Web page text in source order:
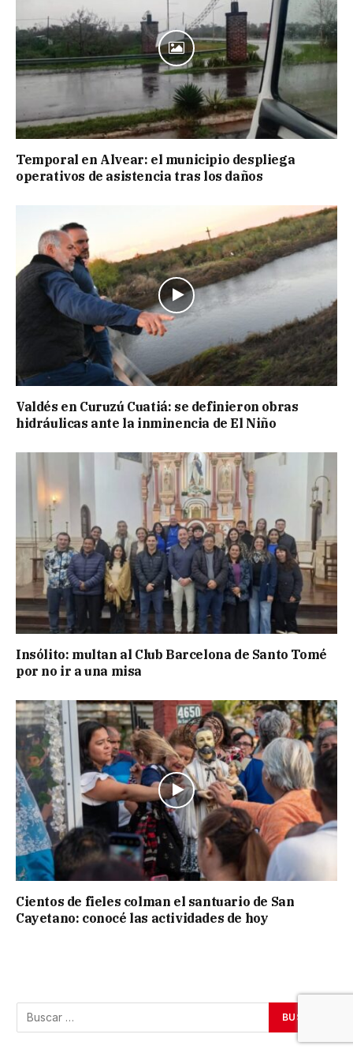
Temporal en Alvear: el municipio despliega
operativos de asistencia tras los daños
Valdés en Curuzú Cuatiá: se definieron obras
hidráulicas ante la inminencia de El Niño
Insólito: multan al Club Barcelona de Santo Tomé
por no ir a una misa
Cientos de fieles colman el santuario de San
Cayetano: conocé las actividades de hoy